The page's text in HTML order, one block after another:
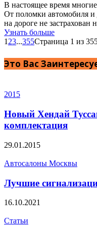
В настоящее время
От поломки автомобиля
на дороге не
Узнать больше
1 23...355Страница 1 из
Это Вас
2015
Новый Хендай
комплектация
29.01.2015
Автосалоны Москвы
Лучшие
16.10.2021
Статьи